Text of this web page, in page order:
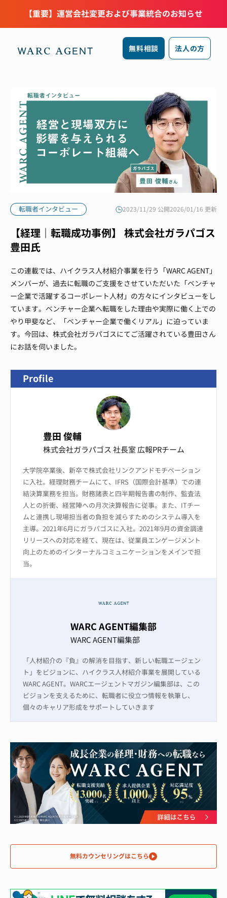
【重要】運営会社変更および事業統合のお知らせ
無料相談 法人の方
転職者インタビュー 2023/11/29 公開2026/01/16 更新
【経理｜転職成功事例】 株式会社ガラパゴス
豊田氏
この連載では、ハイクラス人材紹介事業を行う「WARC AGENT」
メンバーが、過去に転職のご支援をさせていただいた「ベンチャ
ー企業で活躍するコーポレート人材」の方々にインタビューをし
ています。ベンチャー企業へ転職をした理由や実際に働く上での
やり甲斐など、「ベンチャー企業で働くリアル」に迫っていま
す。今回は、株式会社ガラパゴスにてご活躍されている豊田さん
にお話を伺いました。
Profile
豊田 俊輔
株式会社ガラパゴス 社長室 広報PRチーム
大学院卒業後、新卒で株式会社リンクアンドモチベーション
に入社。経理財務チームにて、IFRS（国際会計基準）での連
結決算業務を担当。財務諸表と四半期報告書の制作、監査法
人との折衝、経営陣への月次決算報告に従事。また、ITチー
ムと連携し現場担当者の負担を減らすためのシステム導入を
主導。2021年6月にガラパゴスに入社。2021年9月の資金調達
リリースへの対応を経て、現在は、従業員エンゲージメント
向上のためのインターナルコミュニケーションをメインで担
当。
WARC AGENT編集部
WARC AGENT編集部
「人材紹介の『負』の解消を目指す、新しい転職エージェン
ト」をビジョンに、ハイクラス人材紹介事業を展開している
WARC AGENT。WARCエージェントマガジン編集部は、この
ビジョンを支えるために、転職者に役立つ情報を執筆し、
個々のキャリア形成をサポートしていきます
無料カウンセリングはこちら